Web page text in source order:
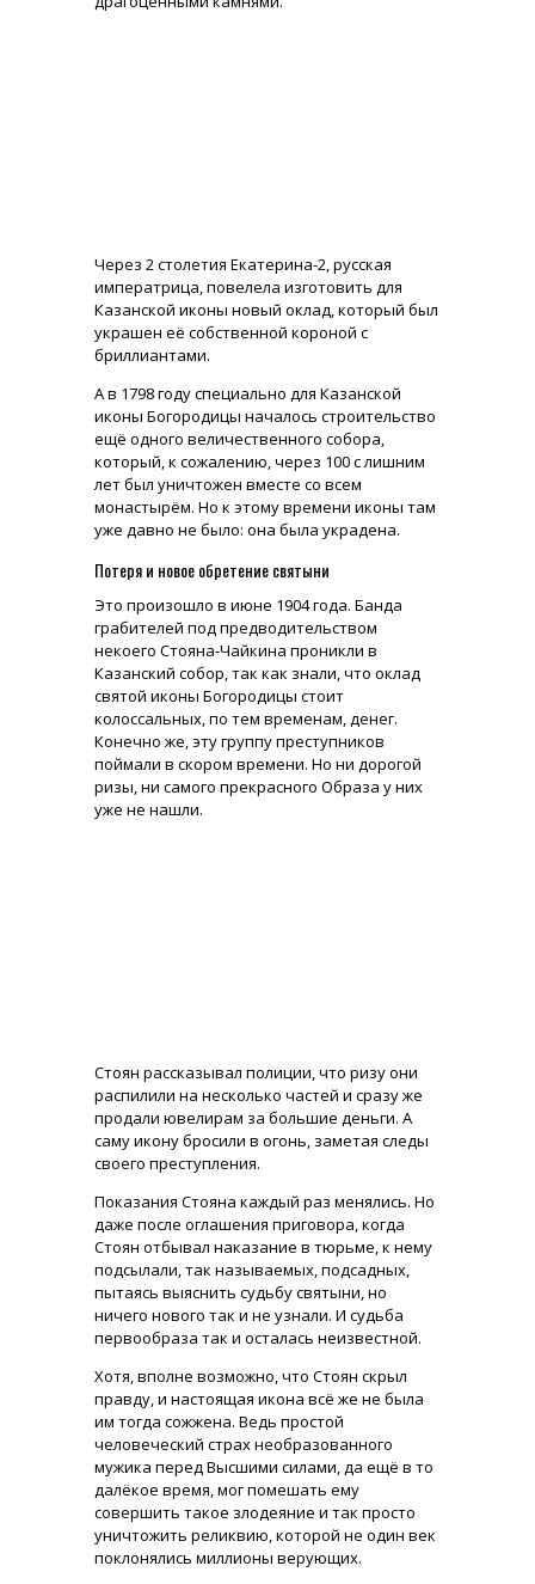
Через 2 столетия Екатерина-2, русская
императрица, повелела изготовить для
Казанской иконы новый оклад, который был
украшен её собственной короной с
бриллиантами.
А в 1798 году специально для Казанской
иконы Богородицы началось строительство
ещё одного величественного собора,
который, к сожалению, через 100 с лишним
лет был уничтожен вместе со всем
монастырём. Но к этому времени иконы там
уже давно не было: она была украдена.
Потеря и новое обретение святыни
Это произошло в июне 1904 года. Банда
грабителей под предводительством
некоего Стояна-Чайкина проникли в
Казанский собор, так как знали, что оклад
святой иконы Богородицы стоит
колоссальных, по тем временам, денег.
Конечно же, эту группу преступников
поймали в скором времени. Но ни дорогой
ризы, ни самого прекрасного Образа у них
уже не нашли.
Стоян рассказывал полиции, что ризу они
распилили на несколько частей и сразу же
продали ювелирам за большие деньги. А
саму икону бросили в огонь, заметая следы
своего преступления.
Показания Стояна каждый раз менялись. Но
даже после оглашения приговора, когда
Стоян отбывал наказание в тюрьме, к нему
подсылали, так называемых, подсадных,
пытаясь выяснить судьбу святыни, но
ничего нового так и не узнали. И судьба
первообраза так и осталась неизвестной.
Хотя, вполне возможно, что Стоян скрыл
правду, и настоящая икона всё же не была
им тогда сожжена. Ведь простой
человеческий страх необразованного
мужика перед Высшими силами, да ещё в то
далёкое время, мог помешать ему
совершить такое злодеяние и так просто
уничтожить реликвию, которой не один век
поклонялись миллионы верующих.